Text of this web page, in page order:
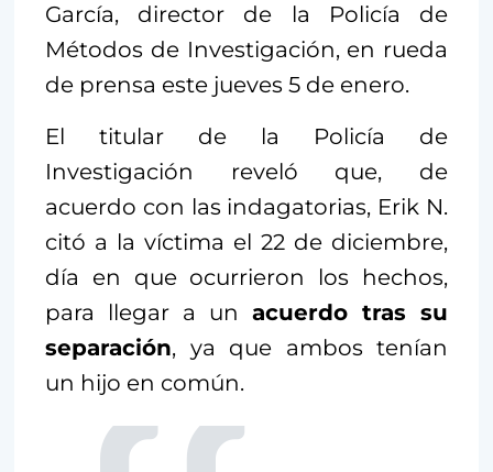
García, director de la Policía de
Métodos de Investigación, en rueda
de prensa este jueves 5 de enero.
El titular de la Policía de
Investigación reveló que, de
acuerdo con las indagatorias, Erik N.
citó a la víctima el 22 de diciembre,
día en que ocurrieron los hechos,
para llegar a un acuerdo tras su
separación, ya que ambos tenían
un hijo en común.